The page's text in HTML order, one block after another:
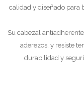
calidad y diseñado para
Su cabezal
aderezos, y resiste
durabilidad y